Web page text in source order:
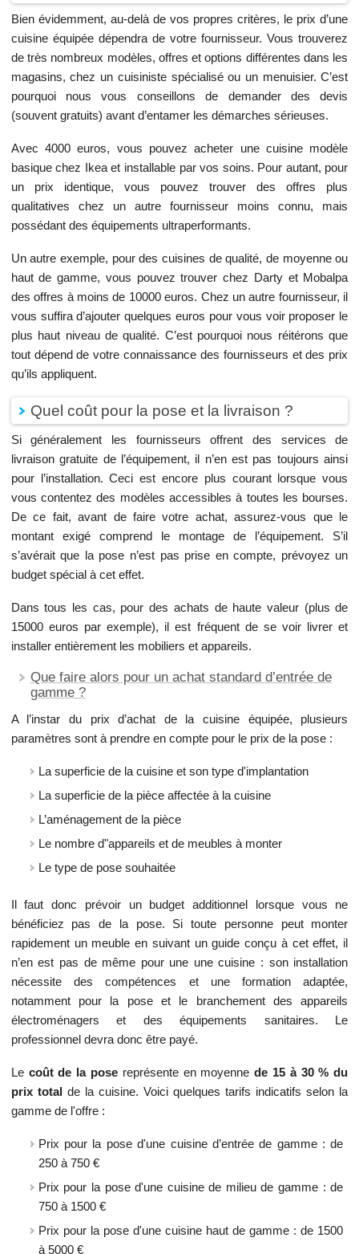
Bien évidemment, au-delà de vos propres critères, le prix d’une
cuisine équipée dépendra de votre fournisseur. Vous trouverez
de très nombreux modèles, offres et options différentes dans les
magasins, chez un cuisiniste spécialisé ou un menuisier. C’est
pourquoi nous vous conseillons de demander des devis
(souvent gratuits) avant d’entamer les démarches sérieuses.
Avec 4000 euros, vous pouvez acheter une cuisine modèle
basique chez Ikea et installable par vos soins. Pour autant, pour
un prix identique, vous pouvez trouver des offres plus
qualitatives chez un autre fournisseur moins connu, mais
possédant des équipements ultraperformants.
Un autre exemple, pour des cuisines de qualité, de moyenne ou
haut de gamme, vous pouvez trouver chez Darty et Mobalpa
des offres à moins de 10000 euros. Chez un autre fournisseur, il
vous suffira d’ajouter quelques euros pour vous voir proposer le
plus haut niveau de qualité. C’est pourquoi nous réitérons que
tout dépend de votre connaissance des fournisseurs et des prix
qu’ils appliquent.
Quel coût pour la pose et la livraison ?
Si généralement les fournisseurs offrent des services de
livraison gratuite de l’équipement, il n’en est pas toujours ainsi
pour l’installation. Ceci est encore plus courant lorsque vous
vous contentez des modèles accessibles à toutes les bourses.
De ce fait, avant de faire votre achat, assurez-vous que le
montant exigé comprend le montage de l’équipement. S’il
s’avérait que la pose n’est pas prise en compte, prévoyez un
budget spécial à cet effet.
Dans tous les cas, pour des achats de haute valeur (plus de
15000 euros par exemple), il est fréquent de se voir livrer et
installer entièrement les mobiliers et appareils.
Que faire alors pour un achat standard d’entrée de
gamme ?
A l’instar du prix d’achat de la cuisine équipée, plusieurs
paramètres sont à prendre en compte pour le prix de la pose :
La superficie de la cuisine et son type d'implantation
La superficie de la pièce affectée à la cuisine
L’aménagement de la pièce
Le nombre d"appareils et de meubles à monter
Le type de pose souhaitée
Il faut donc prévoir un budget additionnel lorsque vous ne
bénéficiez pas de la pose. Si toute personne peut monter
rapidement un meuble en suivant un guide conçu à cet effet, il
n’en est pas de même pour une une cuisine : son installation
nécessite des compétences et une formation adaptée,
notamment pour la pose et le branchement des appareils
électroménagers et des équipements sanitaires. Le
professionnel devra donc être payé.
Le coût de la pose représente en moyennede 15 à 30 % du
prix totalde la cuisine. Voici quelques tarifs indicatifs selon la
gamme de l'offre :
Prix pour la pose d'une cuisine d’entrée de gamme : de
250 à 750 €
Prix pour la pose d'une cuisine de milieu de gamme : de
750 à 1500 €
Prix pour la pose d'une cuisine haut de gamme : de 1500
à 5000 €